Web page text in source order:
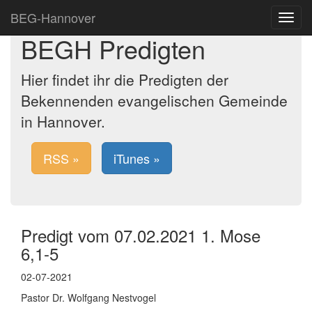
BEG-Hannover
Toggle
BEGH Predigten
Hier findet ihr die Predigten der
Bekennenden evangelischen Gemeinde
in Hannover.
RSS » iTunes »
Predigt vom 07.02.2021 1. Mose
6,1-5
02-07-2021
Pastor Dr. Wolfgang Nestvogel